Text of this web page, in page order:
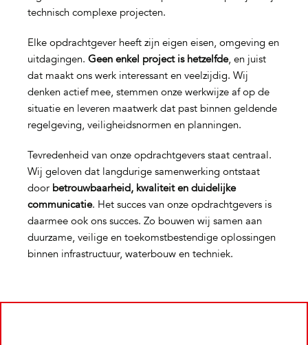
technisch complexe projecten.
Elke opdrachtgever heeft zijn eigen eisen, omgeving en
uitdagingen. Geen enkel project is hetzelfde, en juist
dat maakt ons werk interessant en veelzijdig. Wij
denken actief mee, stemmen onze werkwijze af op de
situatie en leveren maatwerk dat past binnen geldende
regelgeving, veiligheidsnormen en planningen.
Tevredenheid van onze opdrachtgevers staat centraal.
Wij geloven dat langdurige samenwerking ontstaat
door betrouwbaarheid, kwaliteit en duidelijke
communicatie. Het succes van onze opdrachtgevers is
daarmee ook ons succes. Zo bouwen wij samen aan
duurzame, veilige en toekomstbestendige oplossingen
binnen infrastructuur, waterbouw en techniek.